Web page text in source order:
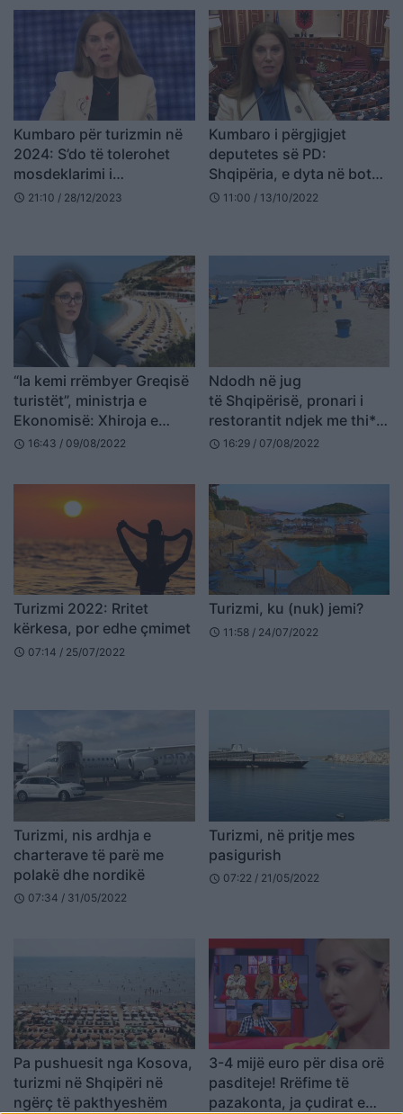
Kumbaro për turizmin në
2024: S’do të tolerohet
mosdeklarimi i
strukturave akomoduese!
schedule 21:10 / 28/12/2023
Kumbaro i përgjigjet
deputetes së PD:
Shqipëria, e dyta në botë
për rikuperimin e turistëve
schedule 11:00 / 13/10/2022
“Ia kemi rrëmbyer Greqisë
turistët”, ministrja e
Ekonomisë: Xhiroja e
bizneseve u rrit 23%
schedule 16:43 / 09/08/2022
Ndodh në jug
të Shqipërisë, pronari i
restorantit ndjek me thi*ë
në dorë klientin në
schedule 16:29 / 07/08/2022
Turizmi 2022: Rritet
kërkesa, por edhe çmimet
schedule 07:14 / 25/07/2022
Turizmi, ku (nuk) jemi?
schedule 11:58 / 24/07/2022
Turizmi, nis ardhja e
charterave të parë me
polakë dhe nordikë
schedule 07:34 / 31/05/2022
Turizmi, në pritje mes
pasigurish
schedule 07:22 / 21/05/2022
Pa pushuesit nga Kosova,
turizmi në Shqipëri në
ngërç të pakthyeshëm
3-4 mijë euro për disa orë
pasditeje! Rrëfime të
pazakonta, ja çudirat e